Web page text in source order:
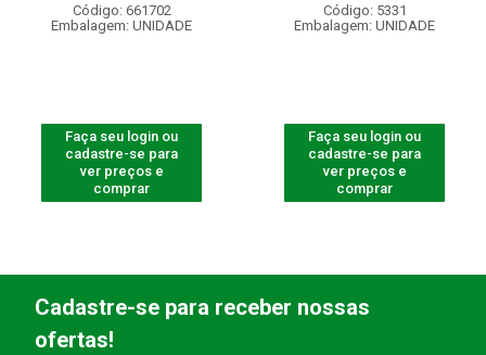
Código: 661702
Embalagem: UNIDADE
Faça seu login ou
cadastre-se para
ver preços e
comprar
Código: 5331
Embalagem: UNIDADE
Faça seu login ou
cadastre-se para
ver preços e
comprar
Cadastre-se para receber nossas
ofertas!